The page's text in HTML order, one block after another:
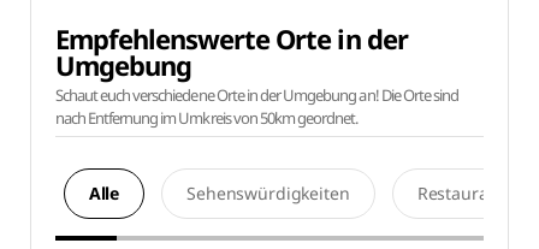
Empfehlenswerte Orte in der
Umgebung
Schaut euch verschiedene Orte in der Umgebung an! Die Orte sind
nach Entfernung im Umkreis von 50km geordnet.
Alle Sehenswürdigkeiten Restaurants